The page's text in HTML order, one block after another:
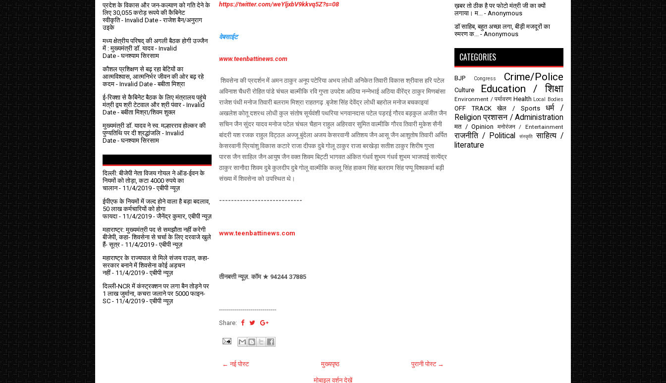
https://twitter.com/weYljxbV9kkvq5Z?s=08
वेबसाईट
www.teenbattinews.com
शिवसेना की प्रदर्शन में अमन ठाकुर अनूप पटेरिया अभय लोधी अनिकेत तिवारी विकास श्रीवास हरि पटेल
अविनाश चैधरी रोहित पांडे चंचल बाल्मीकि रवि गुप्ता उपदेश अठिया नन्नेभाई अठिया वीरेंद्र ठाकुर मिणबांसा
राजेश पंथी मनोज तिवारी बलराम मिश्रा राहतगढ़ .बृजेश सिंह देवेंद्र लोधी बहरोल मनोज बचकाइयां
अखलेश कोतू दशरथ लोधी कुल संतोष सूर्यवंशी पथरिया भगवानदास पटेल पड़रई गौरव बड़कुल अजीत जैन
सचिन जैन सुंदर यादव मनोज पटेल चंचल चैहान राहुल अहिरवार सुमित वाल्मीकि गौरव तिवारी मुकेश सैनी
बांदरी यश रजक राहुल विट्ठल अज्जू बुंदेला अजय केसरवानी अतिशय जैन आसू जैन आशुतोष तिवारी अर्पित
केसरवानी प्रियांशु विकास कटारे राजा दीपक दुबे गोलू ठाकुर राजा बरखेड़ा सतीश ठाकुर शिरीष गुप्ता
पारस जैन साहिल जैन आयुष जैन वक्त शिवम बिट्टी भागवत अंकित गंधर्व शुभम गंधर्व शुभम भाजपाई सत्येंद्र
ठाकुर सानौदा शिवम दुबे कुलदीप दुबे गोलू वाल्मीकि कल्लू सिंह हाकम सिंह बलराम सिंह पप्पू विश्वकर्मा बड़ी
संख्या में शिवसेना को उपस्थित थे।
----------------------------
www.teenbattinews.com
तीनबत्ती न्यूज़. कॉम ★ 94244 37885
-----------------------------
Share:
← नई पोस्ट पुरानी पोस्ट →
मुख्यपृष्ठ
मोबाइल वर्शन देखें
प्रदेश के विकास और जन-कल्याण को गति देने के
लिए 30,055 करोड़ रूपये की कैबिनेट
स्वीकृति- Invalid Date - राजेश बैन/अनुराग
उइके
मध्य क्षेत्रीय परिषद् की अगली बैठक होगी उज्जैन
में : मुख्यमंत्री डॉ. यादव- Invalid
Date - घनश्याम सिरसाम
कौशल प्रशिक्षण से बढ़ रहा बेटियों का
आत्मविश्वास, आत्मनिर्भर जीवन की ओर बढ़ रहे
कदम - Invalid Date - बबीता मिश्रा
ई-रिक्शा से कैबिनेट बैठक के लिए मंत्रालय पहुंचे
मंत्री द्वय श्री टेटवाल और श्री पंवार - Invalid
Date - बबीता मिश्रा/शिवम शुक्ल
मुख्यमंत्री डॉ. यादव ने स्व. मल्हारराव होल्कर की
पुण्यतिथि पर दी श्रद्धांजलि - Invalid
Date - घनश्याम सिरसाम
दिल्ली: बीजेपी नेता विजय गोयल ने ऑड-ईवन के
नियमों को तोड़ा, कटा 4000 रुपये का
चालान- 11/4/2019 - एबीपी न्यूज़
ईपीएफ के नियमों में जल्द होने वाला है बड़ा बदलाव,
50 लाख कर्मचारियों को होगा
फायदा - 11/4/2019 - जैनेंद्र कुमार, एबीपी न्यूज़
महाराष्ट्र: मुख्यमंत्री पद से समझौता नहीं करेगी
बीजेपी, कहा- शिवसेना से चर्चा के लिए दरवाजे खुले
हैं- सूत्र - 11/4/2019 - एबीपी न्यूज़
महाराष्ट्र के राज्यपाल से मिले संजय राउत, कहा-
सरकार बनाने में शिवसेना कोई अड़चन
नहीं- 11/4/2019 - एबीपी न्यूज़
दिल्ली-NCR में कंस्ट्रक्शन पर लगा बैन तोड़ने पर
1 लाख जुर्माना, कचरा जलाने पर ₹5000 फाइन-
SC - 11/4/2019 - एबीपी न्यूज़
ख़बर तो ठीक है पर फोटो मंत्री जी का क्यों
लगाया। म...
- Anonymous
डॉ साहिब, बहुत अच्छा लगा, बीड़ी मजदूरों का
स्मरण क...
- Anonymous
CATEGORIES
BJP Congress Crime/Police
Culture Education / शिक्षा
Environment / पर्यावरण Health Local Bodies
OFF TRACK खेल / Sports
धर्म /
Religion प्रशासन / Administration
मत / Opinion मनोरंजन / Entertainment
राजनीति / Political संस्कृति साहित्य /
literature